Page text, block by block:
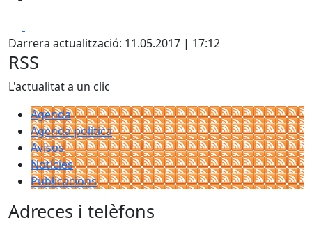
Darrera actualització: 11.05.2017 | 17:12
RSS
L'actualitat a un clic
Agenda
Agenda política
Avisos
Notícies
Publicacions
Adreces i telèfons